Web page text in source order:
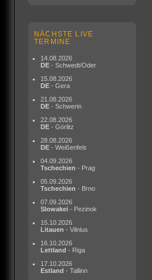
NÄCHSTE LIVE
TERMINE
14.08.2026
DE - Schwedt/Oder
15.08.2026
DE - Gera
21.08.2026
DE - Schwerin
22.08.2026
DE - Görlitz
28.08.2026
DE - Weißenfels
04.09.2026
Tschechien - Prag
05.09.2026
Tschechien - Brno
07.09.2026
Slowakei - Pezinok
15.10.2026
Litauen - Vilnius
16.10.2026
Lettland - Riga
17.10.2026
Estland - Tallinn